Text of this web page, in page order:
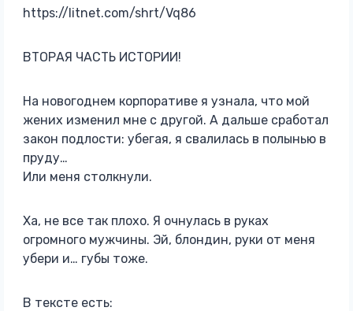
https://litnet.com/shrt/Vq86
ВТОРАЯ ЧАСТЬ ИСТОРИИ!
На новогоднем корпоративе я узнала, что мой
жених изменил мне с другой. А дальше сработал
закон подлости: убегая, я свалилась в полынью в
пруду…
Или меня столкнули.
Ха, не все так плохо. Я очнулась в руках
огромного мужчины. Эй, блондин, руки от меня
убери и… губы тоже.
В тексте есть: